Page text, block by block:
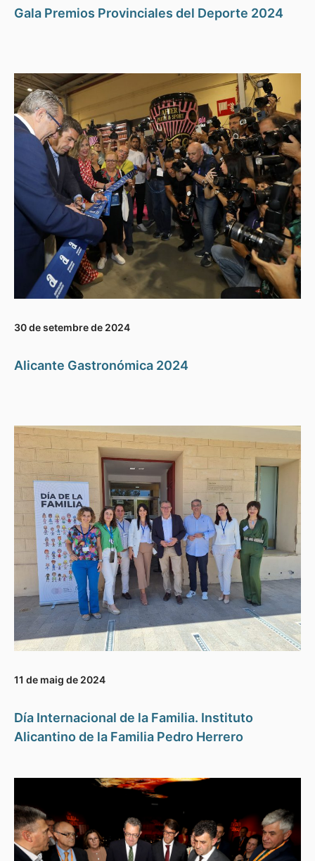
Gala Premios Provinciales del Deporte 2024
30 de setembre de 2024
Alicante Gastronómica 2024
11 de maig de 2024
Día Internacional de la Familia. Instituto
Alicantino de la Familia Pedro Herrero